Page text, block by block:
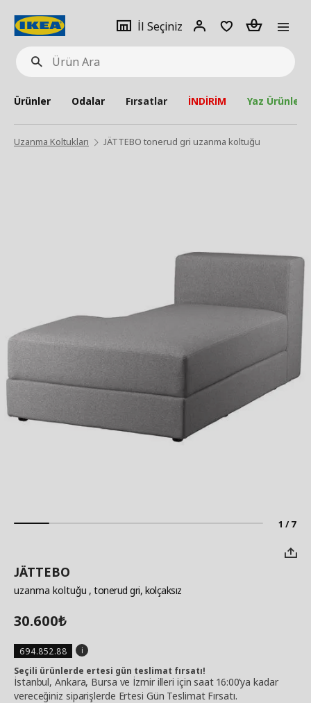
Ürün
Ara
İl Seçiniz
Giriş
Adet
Ürünler Odalar Fırsatlar İNDİRİM Yaz Ürünleri
Uzanma Koltukları JÄTTEBO tonerud gri uzanma koltuğu
1 / 7
JÄTTEBO
uzanma koltuğu , tonerud gri, kolçaksız
30.600₺
694.852.88
Seçili ürünlerde ertesi gün teslimat fırsatı!
İstanbul, Ankara, Bursa ve İzmir illeri için saat 16:00’ya kadar
vereceğiniz siparişlerde Ertesi Gün Teslimat Fırsatı.